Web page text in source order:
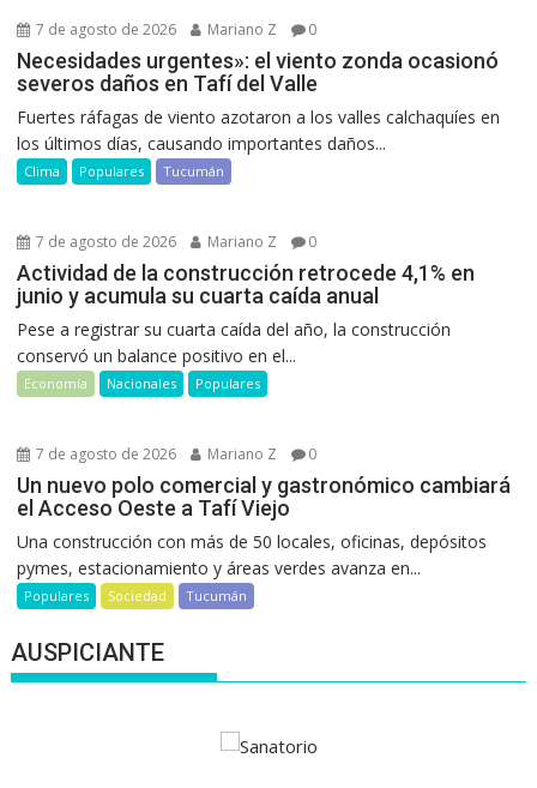
7 de agosto de 2026 Mariano Z 0
Necesidades urgentes»: el viento zonda ocasionó
severos daños en Tafí del Valle
Fuertes ráfagas de viento azotaron a los valles calchaquíes en
los últimos días, causando importantes daños...
Clima Populares Tucumán
7 de agosto de 2026 Mariano Z 0
Actividad de la construcción retrocede 4,1% en
junio y acumula su cuarta caída anual
Pese a registrar su cuarta caída del año, la construcción
conservó un balance positivo en el...
Economía Nacionales Populares
7 de agosto de 2026 Mariano Z 0
Un nuevo polo comercial y gastronómico cambiará
el Acceso Oeste a Tafí Viejo
Una construcción con más de 50 locales, oficinas, depósitos
pymes, estacionamiento y áreas verdes avanza en...
Populares Sociedad Tucumán
AUSPICIANTE